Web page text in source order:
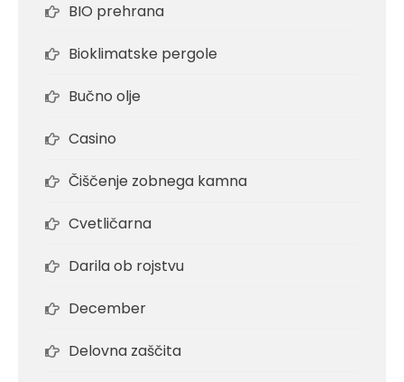
BIO prehrana
Bioklimatske pergole
Bučno olje
Casino
Čiščenje zobnega kamna
Cvetličarna
Darila ob rojstvu
December
Delovna zaščita